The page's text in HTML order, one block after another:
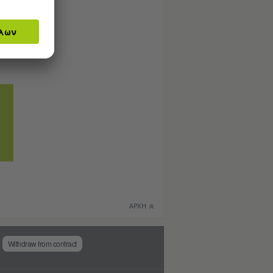
ΑΡΧΉ
Withdraw from contract